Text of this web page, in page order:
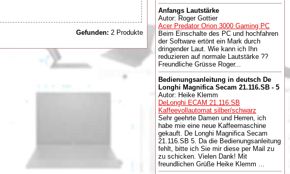
Gefunden: 2 Produkte
Anfangs Lautstärke
Autor: Roger Gottier
Acer Predator Orion 3000 Gaming PC
Beim Einschalte des PC und hochfahren
der Software ertönt ein Mark durch
dringender Laut. Wie kann ich Ihn
reduzieren auf normale Lautstärke ??
Freundliche Grüsse Roger...
Bedienungsanleitung in deutsch De
Longhi Magnifica Secam 21.116.SB - 5
Autor: Heike Klemm
DeLonghi ECAM 21.116.SB
Kaffeevollautomat silber/schwarz
Sehr geehrte Damen und Herren, ich
habe mie eine neue Kaffeemaschine
gekauft. De Longhi Magnifica Secam
21.116.SB 5. Da die Bedienungsanleitung
fehlt, bitte ich Sie mir diese per Mail zu
zu schicken. Vielen Dank! Mit
freundlichen Grüße Heike Klemm ...